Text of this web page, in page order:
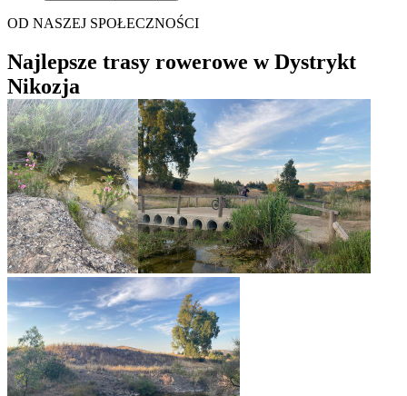
OD NASZEJ SPOŁECZNOŚCI
Najlepsze trasy rowerowe w Dystrykt
Nikozja